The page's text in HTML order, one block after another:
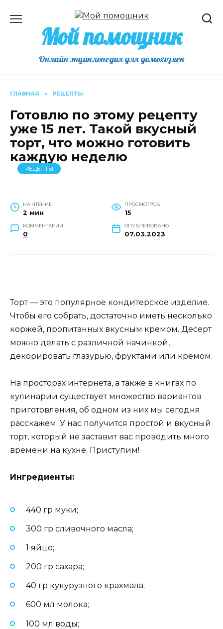
содержаниюМой помощник
Онлайн энциклопедия для домохозяек
ГЛАВНАЯ » РЕЦЕПТЫ
Готовлю по этому рецепту
уже 15 лет. Такой вкусный
торт, что можно готовить
каждую неделю
РЕЦЕПТЫ
НА ЧТЕНИЕ
2 мин
ПРОСМОТРОВ
15
КОММЕНТАРИИ
0
ОПУБЛИКОВАНО
07.03.2023
Торт — это популярное кондитерское изделие.
Чтобы его собрать, достаточно иметь несколько
коржей, пропитанных вкусным кремом. Десерт
можно делать с различной начинкой,
декорировать глазурью, фруктами или кремом.
На просторах интернета, а также в книгах по
кулинарии существует множество вариантов
приготовления, об одном из них мы сегодня
расскажем. У нас получится простой и вкусный
торт, который не заставит вас проводить много
времени на кухне. Приступим!
Ингредиенты:
440 гр муки;
300 гр сливочного масла;
1 яйцо;
200 гр сахара;
40 гр кукурузного крахмала;
600 мл молока;
100 мл воды;